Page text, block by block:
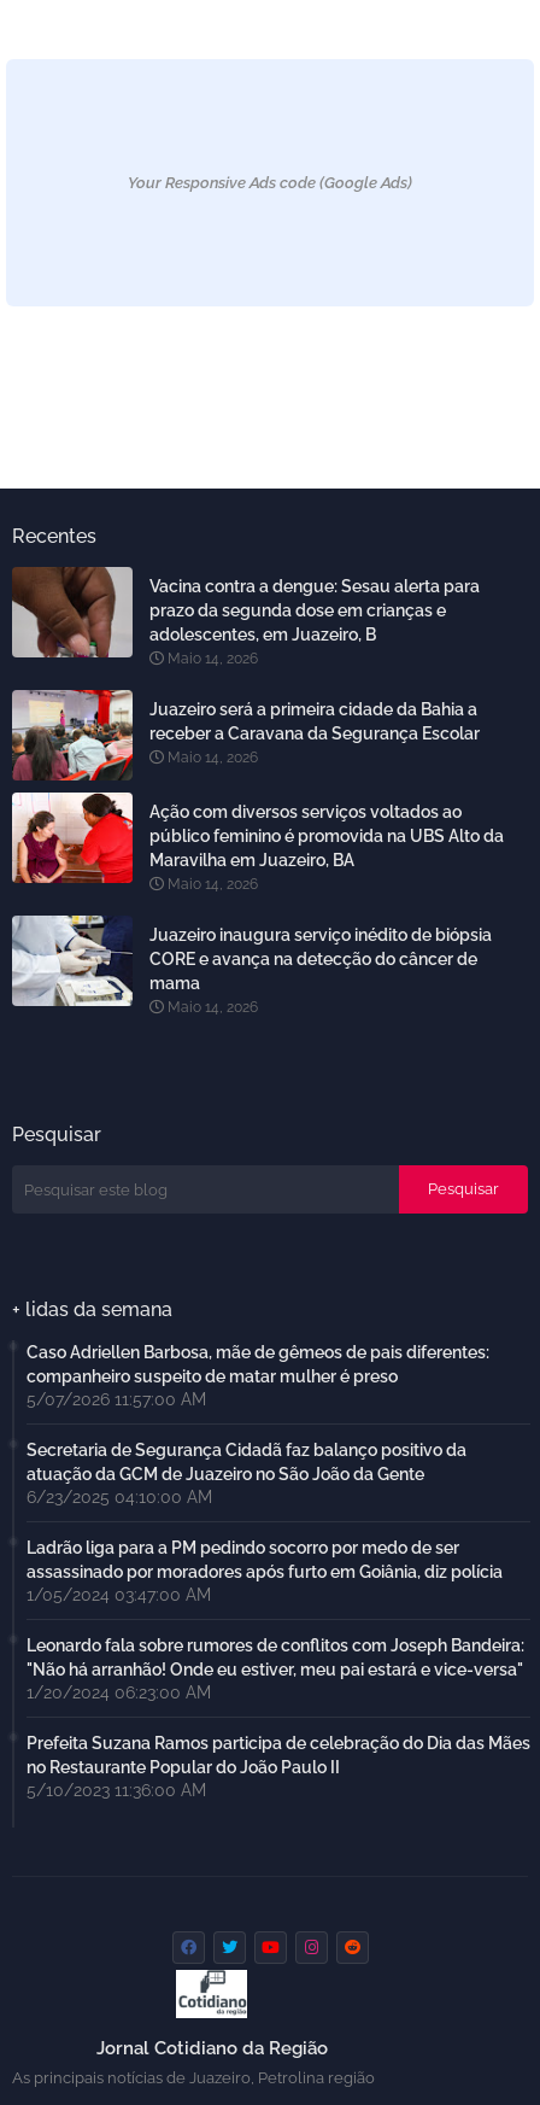
Your Responsive Ads code (Google Ads)
Recentes
Vacina contra a dengue: Sesau alerta para
prazo da segunda dose em crianças e
adolescentes, em Juazeiro, B
Maio 14, 2026
Juazeiro será a primeira cidade da Bahia a
receber a Caravana da Segurança Escolar
Maio 14, 2026
Ação com diversos serviços voltados ao
público feminino é promovida na UBS Alto da
Maravilha em Juazeiro, BA
Maio 14, 2026
Juazeiro inaugura serviço inédito de biópsia
CORE e avança na detecção do câncer de
mama
Maio 14, 2026
Pesquisar
+ lidas da semana
Caso Adriellen Barbosa, mãe de gêmeos de pais diferentes:
companheiro suspeito de matar mulher é preso
5/07/2026 11:57:00 AM
Secretaria de Segurança Cidadã faz balanço positivo da
atuação da GCM de Juazeiro no São João da Gente
6/23/2025 04:10:00 AM
Ladrão liga para a PM pedindo socorro por medo de ser
assassinado por moradores após furto em Goiânia, diz polícia
1/05/2024 03:47:00 AM
Leonardo fala sobre rumores de conflitos com Joseph Bandeira:
"Não há arranhão! Onde eu estiver, meu pai estará e vice-versa"
1/20/2024 06:23:00 AM
Prefeita Suzana Ramos participa de celebração do Dia das Mães
no Restaurante Popular do João Paulo II
5/10/2023 11:36:00 AM
Jornal Cotidiano da Região
As principais notícias de Juazeiro, Petrolina região